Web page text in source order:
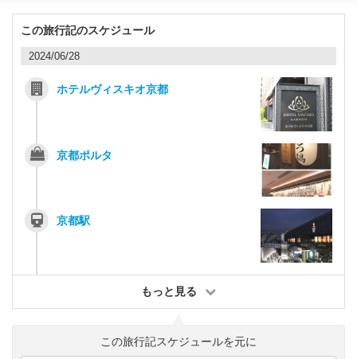
この旅行記のスケジュール
2024/06/28
ホテルヴィスキオ京都
京都ポルタ
京都駅
もっと見る
この旅行記スケジュールを元に